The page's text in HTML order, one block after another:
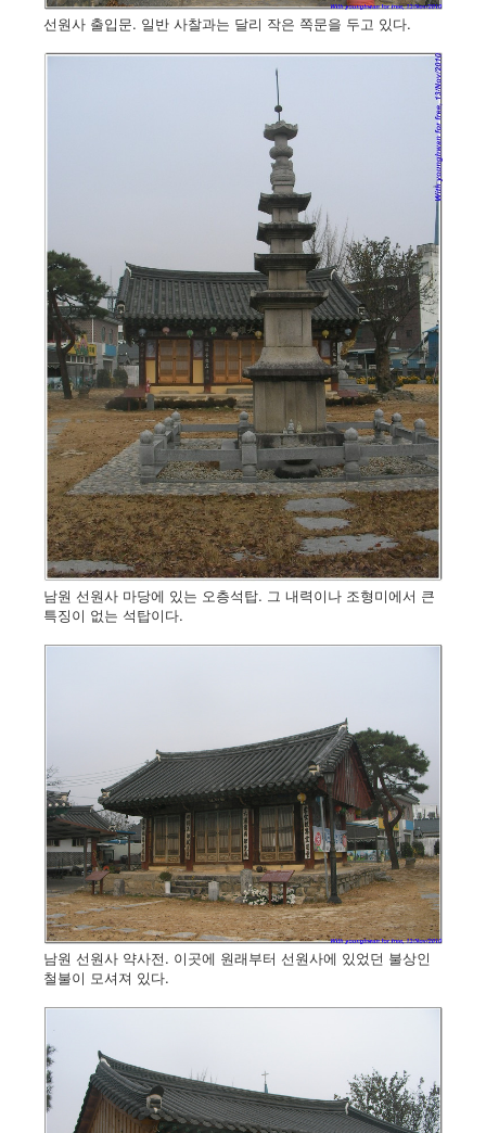
선원사 출입문. 일반 사찰과는 달리 작은 쪽문을 두고 있다.
남원 선원사 마당에 있는 오층석탑. 그 내력이나 조형미에서 큰
특징이 없는 석탑이다.
남원 선원사 약사전. 이곳에 원래부터 선원사에 있었던 불상인
철불이 모셔져 있다.